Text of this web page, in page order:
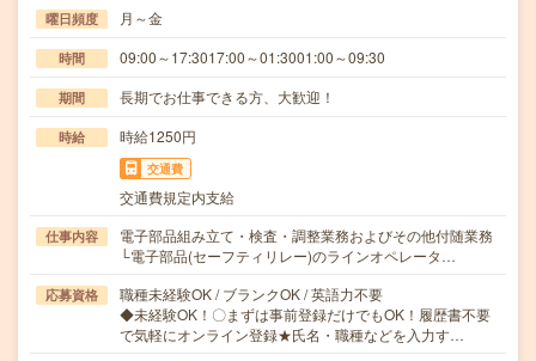
曜日頻度 月～金
時間 09:00～17:3017:00～01:3001:00～09:30
期間 長期でお仕事できる方、大歓迎！
時給 時給1250円
交通費
交通費規定内支給
仕事内容
電子部品組み立て・検査・調整業務およびその他付随業務
└電子部品(セーフティリレー)のラインオペレータ…
応募資格
職種未経験OK / ブランクOK / 英語力不要
◆未経験OK！〇まずは事前登録だけでもOK！履歴書不要
で気軽にオンライン登録★氏名・職種などを入力す…